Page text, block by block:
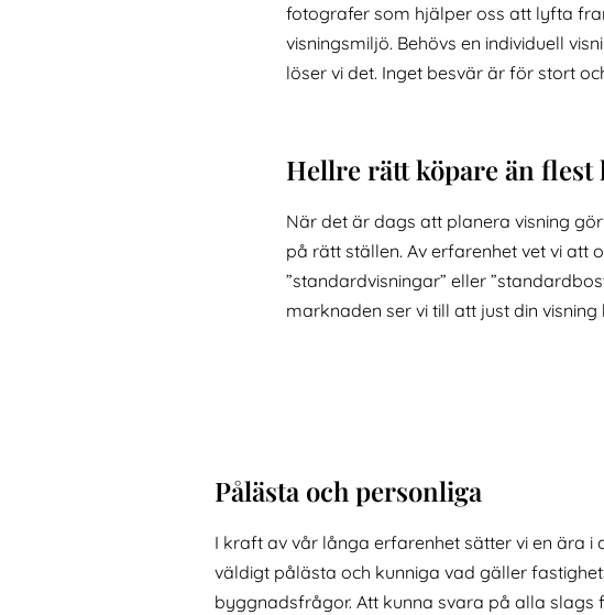
fotografer som hjälper oss att lyfta
visningsmiljö. Behövs en individuell
löser vi det. Inget besvär är för stort
Hellre rätt köpare än flest
När det är dags att planera visning
på rätt ställen. Av erfarenhet vet vi
”standardvisningar” eller
marknaden ser vi till att just din
Pålästa och personliga
I kraft av vår långa erfarenhet sätter vi en ära i
väldigt pålästa och kunniga vad gäller
byggnadsfrågor. Att kunna svara på alla slags